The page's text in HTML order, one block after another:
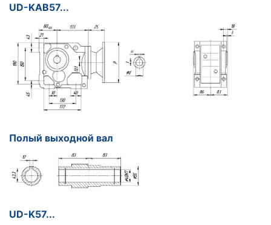
UD-KАB57...
Полый выходной вал
UD-K57...